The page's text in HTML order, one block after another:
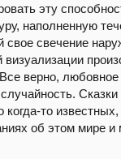
эту
наполненную
свое свечение
визуализации
верно, любовное
когда-то
об этом мире и